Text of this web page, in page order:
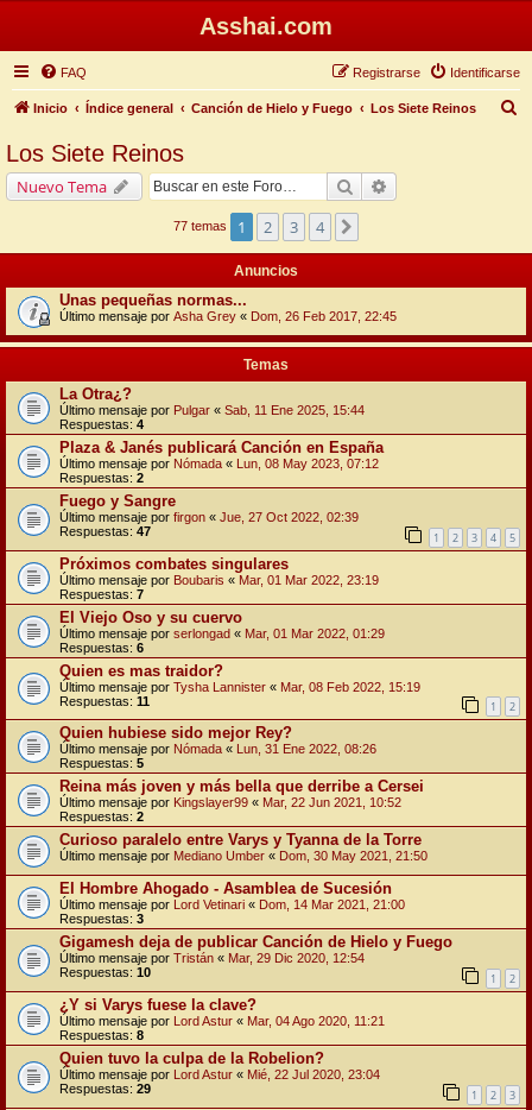
Asshai.com
FAQ Identificarse
Registrarse
Inicio Índice general Canción de Hielo y Fuego Los Siete Reinos
Los Siete Reinos
Nuevo Tema Buscar
77 temas 1 2 3 4
Anuncios
Unas pequeñas normas...
Último mensaje por Asha Grey « Dom, 26 Feb 2017, 22:45
Temas
La Otra¿?
Último mensaje por Pulgar « Sab, 11 Ene 2025, 15:44
Respuestas: 4
Plaza & Janés publicará Canción en España
Último mensaje por Nómada « Lun, 08 May 2023, 07:12
Respuestas: 2
Fuego y Sangre
Último mensaje por firgon « Jue, 27 Oct 2022, 02:39
Respuestas: 47 1 2 3 4 5
Próximos combates singulares
Último mensaje por Boubaris « Mar, 01 Mar 2022, 23:19
Respuestas: 7
El Viejo Oso y su cuervo
Último mensaje por serlongad « Mar, 01 Mar 2022, 01:29
Respuestas: 6
Quien es mas traidor?
Último mensaje por Tysha Lannister « Mar, 08 Feb 2022, 15:19
Respuestas: 11 1 2
Quien hubiese sido mejor Rey?
Último mensaje por Nómada «
Lun, 31 Ene 2022, 08:26
Respuestas: 5
Reina más joven y más bella que derribe a Cersei
Último mensaje por Kingslayer99 « Mar, 22 Jun 2021, 10:52
Respuestas: 2
Curioso paralelo entre Varys y Tyanna de la Torre
Último mensaje por Mediano Umber « Dom, 30 May 2021, 21:50
El Hombre Ahogado - Asamblea de Sucesión
Último mensaje por Lord Vetinari « Dom, 14 Mar 2021, 21:00
Respuestas: 3
Gigamesh deja de publicar Canción de Hielo y Fuego
Último mensaje por Tristán « Mar, 29 Dic 2020, 12:54
Respuestas: 10 1 2
¿Y si Varys fuese la clave?
Último mensaje por Lord Astur « Mar, 04 Ago 2020, 11:21
Respuestas: 8
Quien tuvo la culpa de la Robelion?
Último mensaje por Lord Astur « Mié, 22 Jul 2020, 23:04
Respuestas: 29 1 2 3